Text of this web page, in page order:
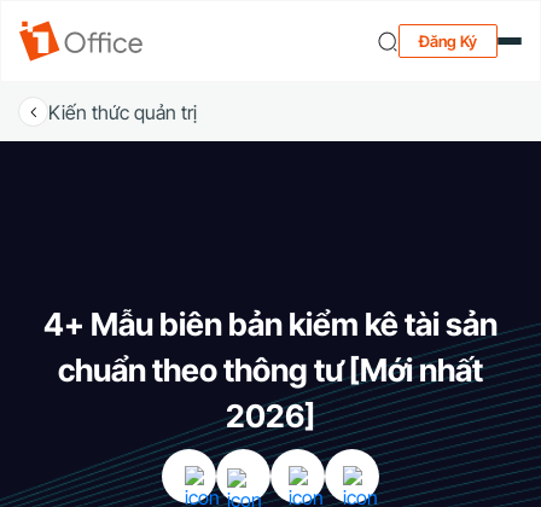
Đăng Ký
Kiến thức quản trị
4+ Mẫu biên bản kiểm kê tài sản
chuẩn theo thông tư [Mới nhất
2026]